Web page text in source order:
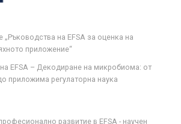
на ЕFSA за оценка на
приложение“
EFSA – Декодиране на микробиома: от
приложима регулаторна наука
развитие в EFSA - научен